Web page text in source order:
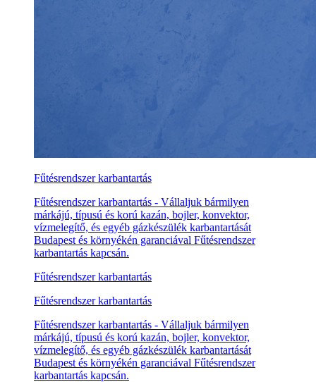
Fűtésrendszer karbantartás
Fűtésrendszer karbantartás - Vállaljuk bármilyen
márkájú, típusú és korú kazán, bojler, konvektor,
vízmelegítő, és egyéb gázkészülék karbantartását
Budapest és környékén garanciával Fűtésrendszer
karbantartás kapcsán.
Fűtésrendszer karbantartás
Fűtésrendszer karbantartás
Fűtésrendszer karbantartás - Vállaljuk bármilyen
márkájú, típusú és korú kazán, bojler, konvektor,
vízmelegítő, és egyéb gázkészülék karbantartását
Budapest és környékén garanciával Fűtésrendszer
karbantartás kapcsán.